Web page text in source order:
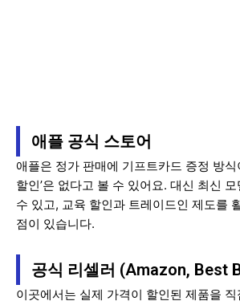
애플 공식 스토어
애플은 정가 판매에 기프트카드 증정 방식
할인’은 없다고 볼 수 있어요. 대신 최신
수 있고, 교육 할인과 트레이드인 제도를
점이 있습니다.
공식 리셀러 (Amazon, Best
이곳에서는 실제 가격이 할인된 제품을